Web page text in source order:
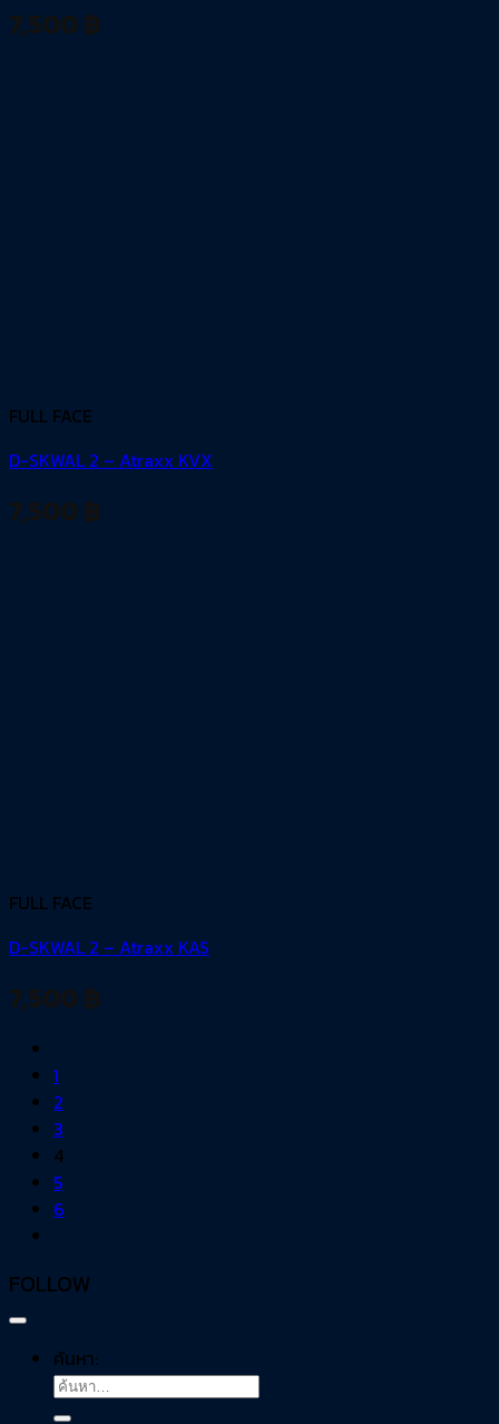
7,500 ฿
FULL FACE
D-SKWAL 2 – Atraxx KVX
7,500 ฿
FULL FACE
D-SKWAL 2 – Atraxx KAS
7,500 ฿
1
2
3
4
5
6
FOLLOW
ค้นหา: